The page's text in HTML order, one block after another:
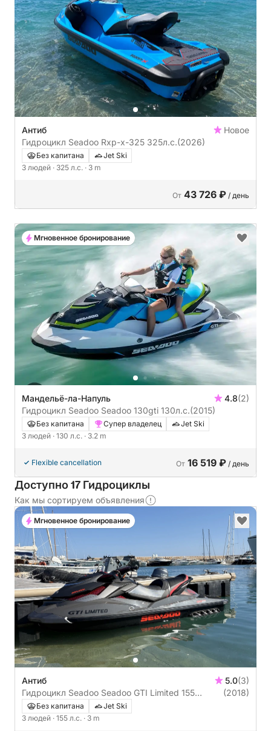
Антиб
Новое
Гидроцикл Seadoo Rxp-x-325 325л.с.(2026)
Без капитана
Jet Ski
3 людей · 325 л.с. · 3 m
От 43 726 ₽ / день
Мандельё-ла-Напуль 4.8(2)
Гидроцикл Seadoo Seadoo 130gti 130л.с.(2015)
Без капитана Супер владелец
Jet Ski
3 людей · 130 л.с. · 3.2 m
Flexible cancellation От 16 519 ₽ / день
Мгновенное бронирование
Доступно 17 Гидроциклы
Как мы сортируем объявления
Антиб 5.0(3)
Гидроцикл Seadoo Seadoo GTI Limited 155
155л.с.
(2018)
Без капитана
Jet Ski
3 людей · 155 л.с. · 3 m
Мгновенное бронирование